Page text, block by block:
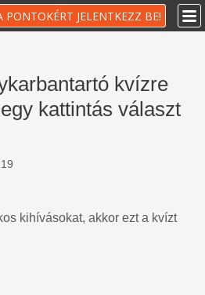
PONTOKÉRT JELENTKEZZ BE!
kvízre
kattintás választ
kihívásokat, akkor ezt a kvízt